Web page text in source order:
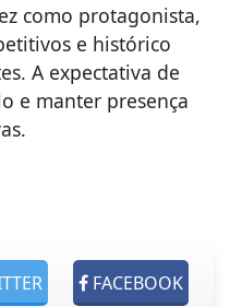
como protagonista,
e histórico
A expectativa de
e manter presença
FACEBOOK